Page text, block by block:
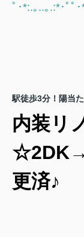
ﾟ･*:.｡..｡.:*･ﾟﾟ
駅徒歩3分！陽当
内装リ
更済♪